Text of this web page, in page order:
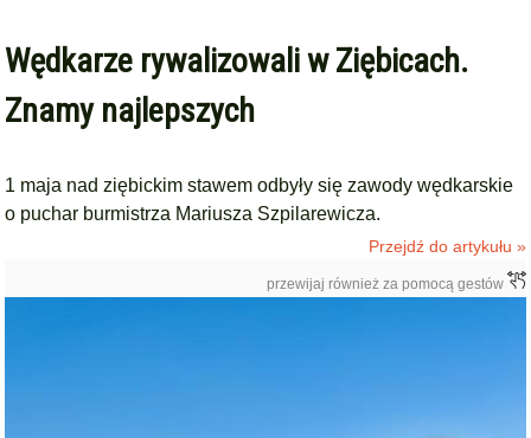
Wędkarze rywalizowali w Ziębicach.
Znamy najlepszych
1 maja nad ziębickim stawem odbyły się zawody wędkarskie
o puchar burmistrza Mariusza Szpilarewicza.
Przejdź do artykułu »
przewijaj również za pomocą gestów